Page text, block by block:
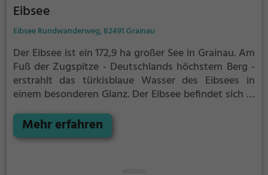
Eibsee
Eibsee Rundwanderweg, 82491 Grainau
Der Eibsee ist ein 172,9 ha großer See in Grainau. Am
Fuß der Zugspitze - Deutschlands höchstem Berg -
erstrahlt das türkisblaue Wasser des Eibsees in
einem besonderen Glanz. Der Eibsee befindet sich in
Sommer kann im See gebadet werden, wobei das
Wasser auch an warmen Tagen kaum mehr als 20°
Mehr erfahren